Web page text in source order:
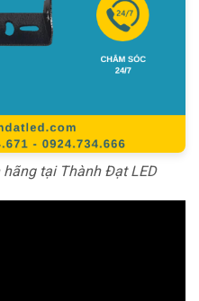
tại Thành Đạt LED